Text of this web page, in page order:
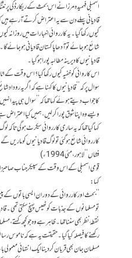
اسمبلی فہمیدہ مرزا نے اس بحث کے ریکارڈ کی
قادیانی پہلے دن سے یہ اعتراض کرتے آ رہے ہیں کہ
کیوں رکھا گیا۔ یہ کارروائی اخبارات میں روزانہ
شائع ہو جائے تو آدھا پاکستان قادیانی ہو
قادیانیوں کا دیرینہ مطالبہ پورا ہوگیا۔
اس کاروائی کو خفیہ کیوں رکھاگیا؟ اس وقت کے
سوال پر کہ ’’قادیانیوں کا کہنا ہے کہ اگر یہ
کا جواب دیتے ہوئے کہا تھا کہ ’’سوال ہی پیدا
ویسے وہ اپنا شوق پورا کرلیں، ہمیں کیا
کہا گیا تھا کہ یہ ساری کارروائی سیکرٹ ہوگی
کارروائی شائع ہوگئی تو لوگ قادیانیوں کو ماریں
فشاں‘‘ لاہور، مئی 1994ء)
قومی اسمبلی کے اس وقت کے سپیکر جناب
کہا:
’’بحث اور کارروائی کے دوران ایسی باتوں کے
تو مسلمانوں کے جذبات کو ٹھیس پہنچ سکتی تھی۔
نقطۂ نظر بھی سننا تھا۔ ظاہر ہے وہ جو کچھ کہتے،
رکھنے کا فیصلہ کیا گیا۔ حقیقت یہ ہے کہ
مسلمان جان بھی قربان کر دینا ایک انتہائی